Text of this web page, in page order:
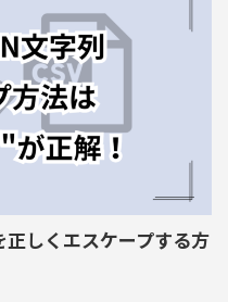
しくエスケープする方